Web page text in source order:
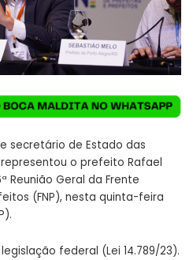
secretário de Estado das
o prefeito Rafael
Reunião Geral da Frente
(FNP), nesta quinta-feira
federal (Lei 14.789/23).